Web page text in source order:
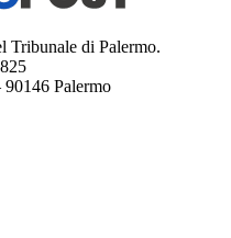
Tribunale di Palermo.
Palermo